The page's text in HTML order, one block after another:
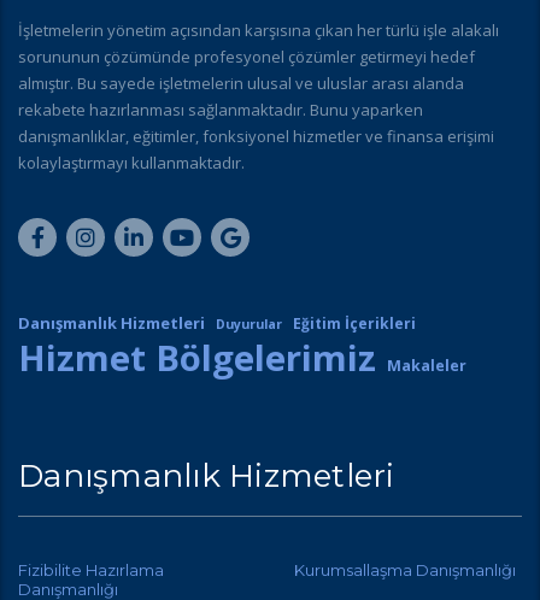
İşletmelerin yönetim açısından karşısına çıkan her türlü işle alakalı
sorununun çözümünde profesyonel çözümler getirmeyi hedef
almıştır. Bu sayede işletmelerin ulusal ve uluslar arası alanda
rekabete hazırlanması sağlanmaktadır. Bunu yaparken
danışmanlıklar, eğitimler, fonksiyonel hizmetler ve finansa erişimi
kolaylaştırmayı kullanmaktadır.
Danışmanlık Hizmetleri Duyurular Eğitim İçerikleri
Hizmet Bölgelerimiz Makaleler
Danışmanlık Hizmetleri
Fizibilite Hazırlama
Danışmanlığı
Kurumsallaşma Danışmanlığı